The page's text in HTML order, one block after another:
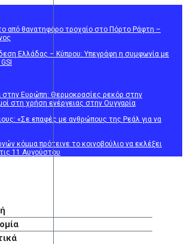
από θανατηφόρο τροχαίο στο Πόρτο Ράφτη –
Ελλάδας – Κύπρου: Υπεγράφη η συμφωνία με
Ευρώπη: Θερμοκρασίες ρεκόρ στην
στη χρήση ενέργειας στην Ουγγαρία
«Σε επαφές με ανθρώπους της Ρεάλ για να
κόμμα πρότεινε το κοινοβούλιο να εκλέξει
11 Αυγούστου